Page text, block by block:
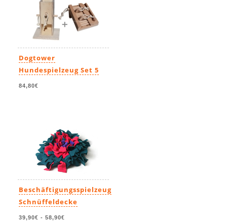
Dogtower
Hundespielzeug Set 5
84,80€
Beschäftigungsspielzeug
Schnüffeldecke
39,90€ - 58,90€